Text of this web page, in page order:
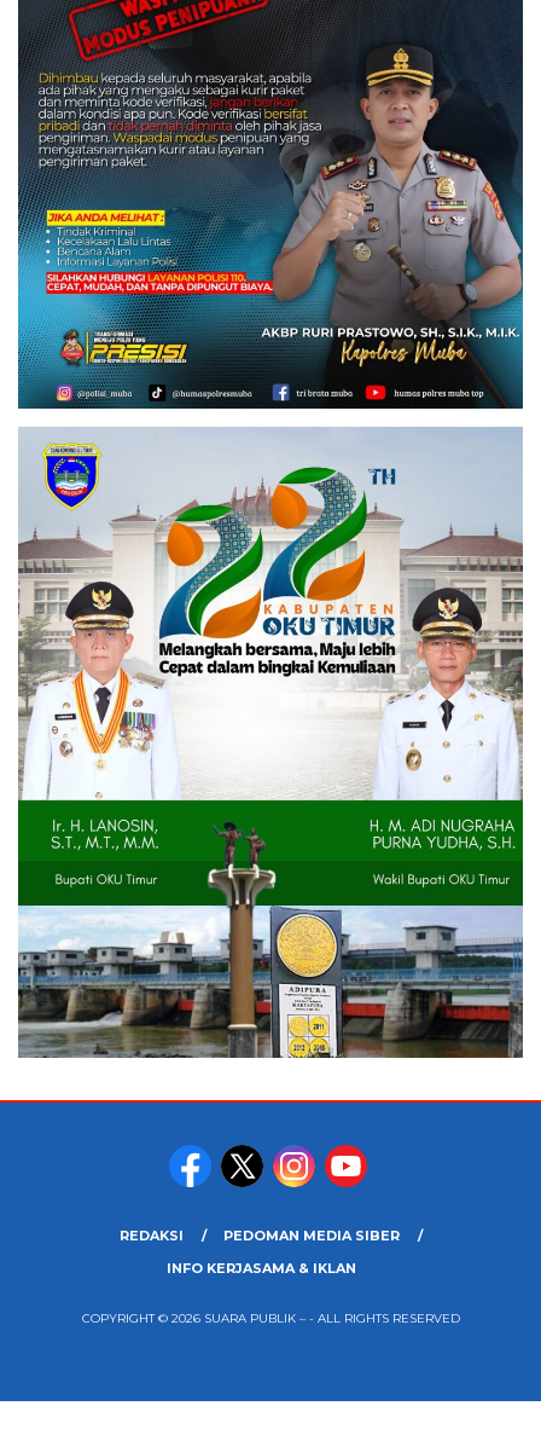
REDAKSI
PEDOMAN MEDIA SIBER
INFO KERJASAMA & IKLAN
COPYRIGHT © 2026 SUARA PUBLIK – - ALL RIGHTS RESERVED